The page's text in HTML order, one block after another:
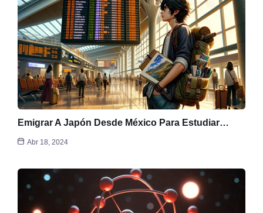
Emigrar A Japón Desde México Para Estudiar…
Abr 18, 2024